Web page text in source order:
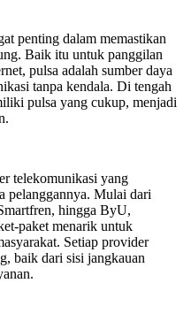
penting dalam memastikan
Baik itu untuk panggilan
pulsa adalah sumber daya
tanpa kendala. Di tengah
pulsa yang cukup, menjadi
telekomunikasi yang
pelanggannya. Mulai dari
hingga ByU,
paket menarik untuk
Setiap provider
baik dari sisi jangkauan